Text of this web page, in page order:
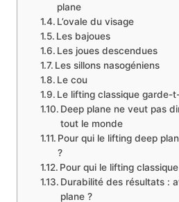
plane
L’ovale du visage
Les bajoues
Les joues descendues
Les sillons nasogéniens
Le cou
Le lifting classique garde-
Deep plane ne veut pas
tout le monde
Pour qui le lifting deep
?
Pour qui le lifting
Durabilité des résultats :
plane ?